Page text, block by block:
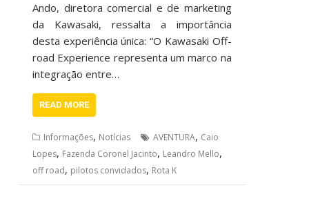
Ando, diretora comercial e de marketing
da Kawasaki, ressalta a importância
desta experiência única: “O Kawasaki Off-
road Experience representa um marco na
integração entre…
READ MORE
Informações, Notícias AVENTURA, Caio
Lopes, Fazenda Coronel Jacinto, Leandro Mello,
off road, pilotos convidados, Rota K